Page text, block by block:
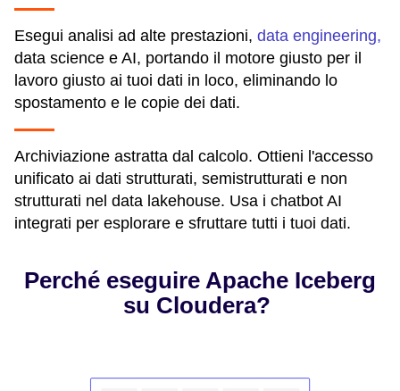
Esegui analisi ad alte prestazioni, data engineering,
data science e AI, portando il motore giusto per il
lavoro giusto ai tuoi dati in loco, eliminando lo
spostamento e le copie dei dati.
Archiviazione astratta dal calcolo. Ottieni l'accesso
unificato ai dati strutturati, semistrutturati e non
strutturati nel data lakehouse. Usa i chatbot AI
integrati per esplorare e sfruttare tutti i tuoi dati.
Perché eseguire Apache Iceberg
su Cloudera?